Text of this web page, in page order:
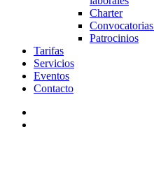
Charter
Patrocinios
Tarifas
Servicios
Eventos
Contacto